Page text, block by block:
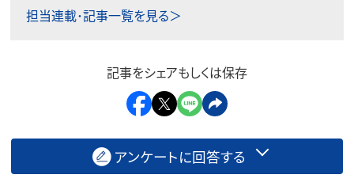
担当連載･記事一覧を見る＞
記事をシェアもしくは保存
アンケートに回答する